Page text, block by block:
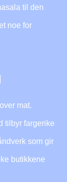
til den
noe for
mat.
tilbyr fargerike
som gir
butikkene